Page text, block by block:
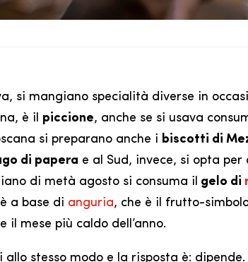
si mangiano specialità diverse in
è il piccione, anche se si usava
si preparano anche i biscotti di
di papera e al Sud, invece, si opta per
di metà agosto si consuma il gelo di
a base di anguria, che è il frutto-
il mese più caldo dell’anno.
stesso modo e la risposta è: